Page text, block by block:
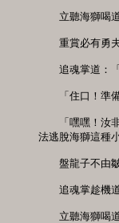
立聽海獅喝道
重賞必有勇夫
追魂掌道：「
「住口！準備
「嘿嘿！汝非
法逃脫海獅這種
盤龍子不由皺
追魂掌趁機道
立聽海獅喝道